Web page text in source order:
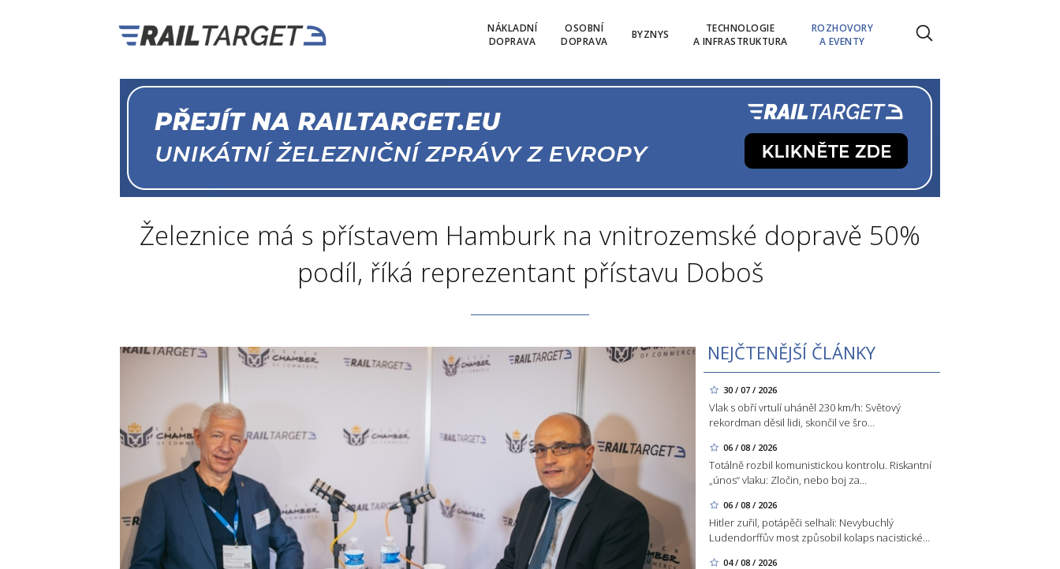
NÁKLADNÍ
DOPRAVA
OSOBNÍ
DOPRAVA
BYZNYS
TECHNOLOGIE
A INFRASTRUKTURA
ROZHOVORY
A EVENTY
Železnice má s přístavem Hamburk na vnitrozemské dopravě 50%
podíl, říká reprezentant přístavu Doboš
NEJČTENĚJŠÍ ČLÁNKY
30 / 07 / 2026
Vlak s obří vrtulí uháněl 230 km/h: Světový
rekordman děsil lidi, skončil ve šro…
06 / 08 / 2026
Totálně rozbil komunistickou kontrolu. Riskantní
„únos“ vlaku: Zločin, nebo boj za…
06 / 08 / 2026
Hitler zuřil, potápěči selhali: Nevybuchlý
Ludendorffův most způsobil kolaps nacistické…
04 / 08 / 2026